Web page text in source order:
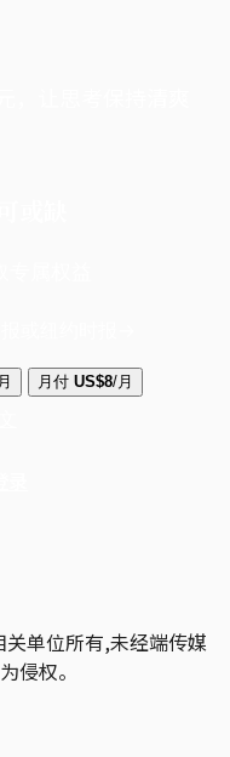
月付 US$8/月
关单位所有,未经端传媒
侵权。